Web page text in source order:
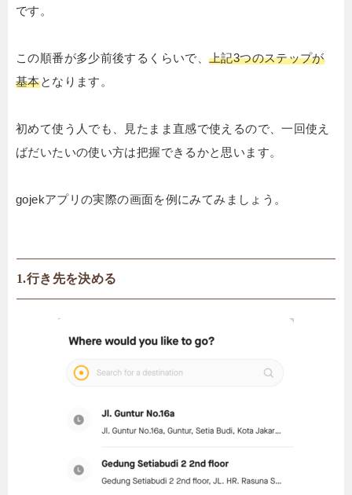
です。
この順番が多少前後するくらいで、 上記3つのステップが
基本となります。
初めて使う人でも、見たまま直感で使えるので、一回使え
ばだいたいの使い方は把握できるかと思います。
gojekアプリの実際の画面を例にみてみましょう。
1.行き先を決める